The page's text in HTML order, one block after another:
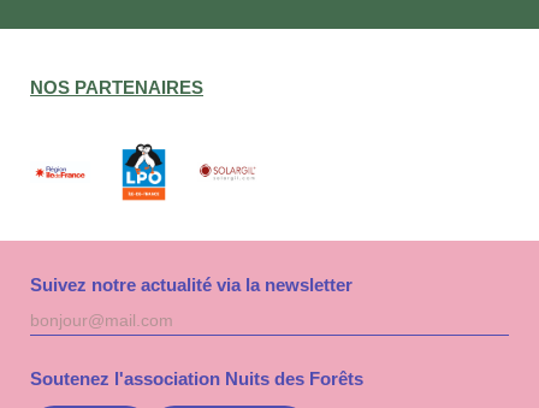
NOS PARTENAIRES
Suivez notre actualité via la newsletter
Adresse
mail
à
Soutenez l'association Nuits des Forêts